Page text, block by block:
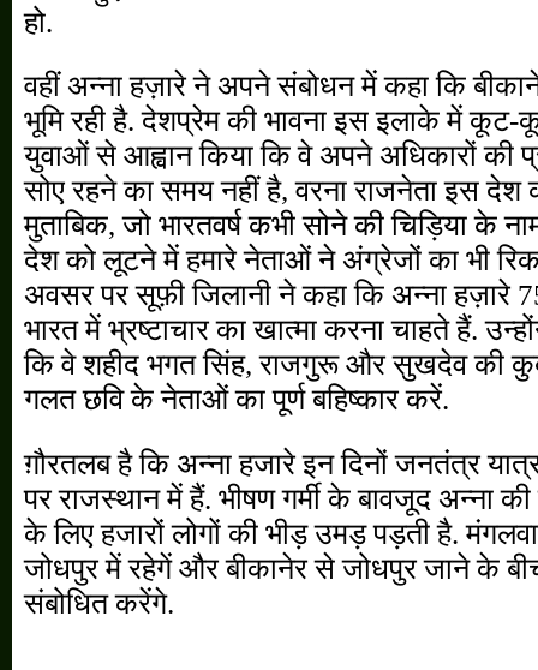
हो.
वहीं अन्ना हज़ारे ने अपने संबोधन में कहा कि
भूमि रही है. देशप्रेम की भावना इस इलाके में कूट-
युवाओं से आह्वान किया कि वे अपने अधिकारों की
सोए रहने का समय नहीं है, वरना राजनेता इस
मुताबिक, जो भारतवर्ष कभी सोने की चिड़िया के
देश को लूटने में हमारे नेताओं ने अंग्रेजों का भी
अवसर पर सूफ़ी जिलानी ने कहा कि अन्ना हज़ारे
भारत में भ्रष्टाचार का खात्मा करना चाहते हैं.
कि वे शहीद भगत सिंह, राजगुरू और सुखदेव की
गलत छवि के नेताओं का पूर्ण बहिष्कार करें.
ग़ौरतलब है कि अन्ना हजारे इन दिनों जनतंत्र
पर राजस्थान में हैं. भीषण गर्मी के बावजूद अन्ना
के लिए हजारों लोगों की भीड़ उमड़ पड़ती है.
जोधपुर में रहेगें और बीकानेर से जोधपुर जाने के
संबोधित करेंगे.